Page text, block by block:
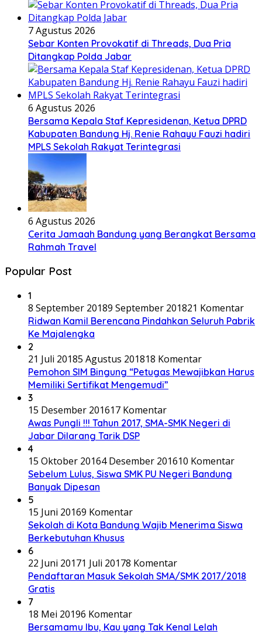
7 Agustus 2026
Sebar Konten Provokatif di Threads, Dua Pria
Ditangkap Polda Jabar
6 Agustus 2026
Bersama Kepala Staf Kepresidenan, Ketua DPRD
Kabupaten Bandung Hj. Renie Rahayu Fauzi hadiri
MPLS Sekolah Rakyat Terintegrasi
6 Agustus 2026
Cerita Jamaah Bandung yang Berangkat Bersama
Rahmah Travel
Popular Post
1
8 September 20189 September 201821 Komentar
Ridwan Kamil Berencana Pindahkan Seluruh Pabrik
Ke Majalengka
2
21 Juli 20185 Agustus 201818 Komentar
Pemohon SIM Bingung “Petugas Mewajibkan Harus
Memiliki Sertifikat Mengemudi”
3
15 Desember 201617 Komentar
Awas Pungli !!! Tahun 2017, SMA-SMK Negeri di
Jabar Dilarang Tarik DSP
4
15 Oktober 20164 Desember 201610 Komentar
Sebelum Lulus, Siswa SMK PU Negeri Bandung
Banyak Dipesan
5
15 Juni 20169 Komentar
Sekolah di Kota Bandung Wajib Menerima Siswa
Berkebutuhan Khusus
6
22 Juni 20171 Juli 20178 Komentar
Pendaftaran Masuk Sekolah SMA/SMK 2017/2018
Gratis
7
18 Mei 20196 Komentar
Bersamamu Ibu, Kau yang Tak Kenal Lelah